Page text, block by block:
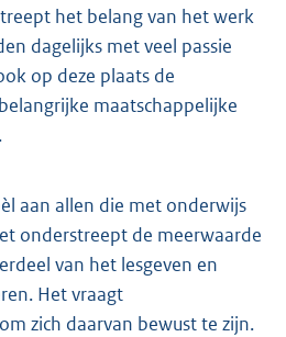
het belang van het werk
dagelijks met veel passie
op deze plaats de
maatschappelijke
aan allen die met onderwijs
onderstreept de meerwaarde
van het lesgeven en
Het vraagt
zich daarvan bewust te zijn.